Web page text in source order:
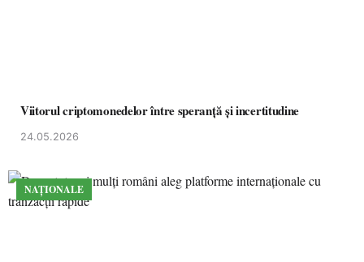
Viitorul criptomonedelor între speranță și incertitudine
24.05.2026
NAȚIONALE